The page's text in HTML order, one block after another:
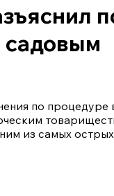
садовым
по процедуре
из самых